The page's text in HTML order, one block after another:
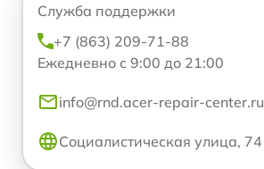
Служба поддержки
+7 (863) 209-71-88
Ежедневно с 9:00 до 21:00
info@rnd.acer-repair-center.ru
Социалистическая улица, 74